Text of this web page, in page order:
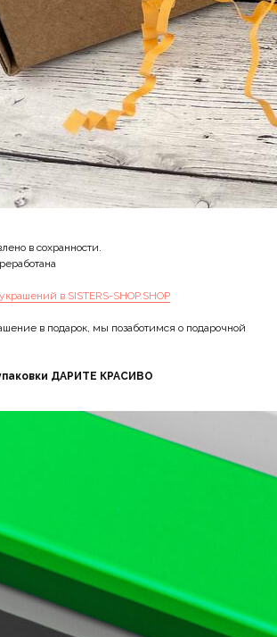
в сохранности.
в SISTERS-SHOP.SHOP
в подарок, мы позаботимся о подарочной
ДАРИТЕ КРАСИВО